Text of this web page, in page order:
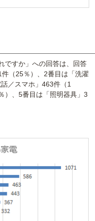
ですか」への回答は、回答
（25％）、2番目は「洗濯
／スマホ」463件（1
）、5番目は「照明器具」3